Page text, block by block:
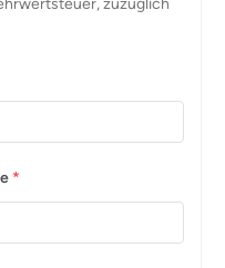
zuzüglich
*